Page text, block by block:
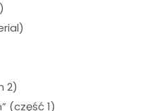
2)
(część 1)